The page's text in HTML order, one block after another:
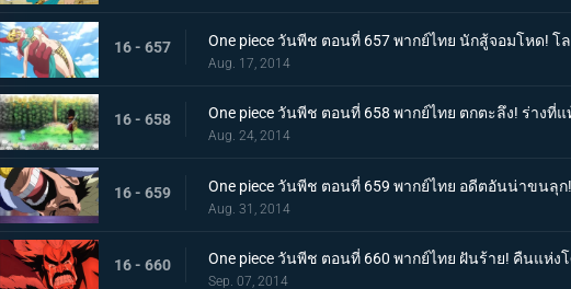
16 - 657 One piece วันพีช ตอนที่ 657 พากย์ไทย นักสู้จอมโหด! โ
Aug. 17, 2014
16 - 658 One piece วันพีช ตอนที่ 658 พากย์ไทย ตกตะลึง! ร่างที่
Aug. 24, 2014
16 - 659 One piece วันพีช ตอนที่ 659 พากย์ไทย อดีตอันน่าขนลุ
Aug. 31, 2014
16 - 660 One piece วันพีช ตอนที่ 660 พากย์ไทย ฝันร้าย! คืนแห่ง
Sep. 07, 2014